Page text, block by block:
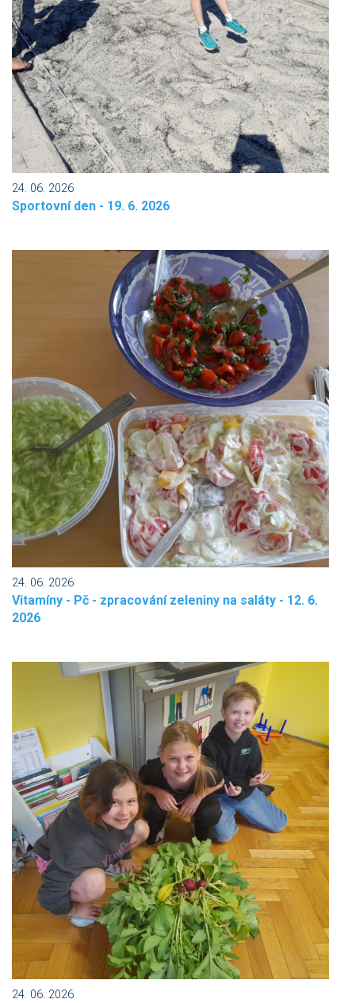
24. 06. 2026
Sportovní den - 19. 6. 2026
24. 06. 2026
Vitamíny - Pč - zpracování zeleniny na saláty - 12. 6.
2026
24. 06. 2026